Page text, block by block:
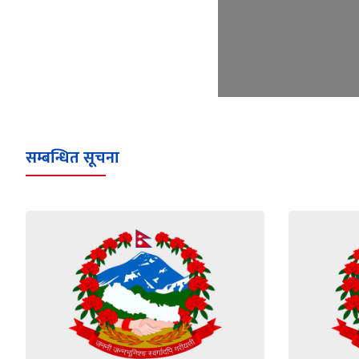
सम्बन्धित सूचना